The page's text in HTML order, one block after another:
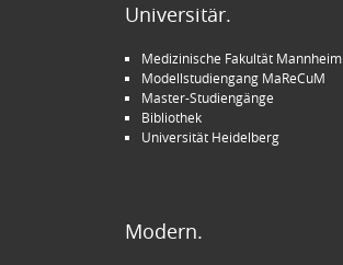
Universitär.
Medizinische Fakultät Mannheim
Modellstudiengang MaReCuM
Master-Studiengänge
Bibliothek
Universität Heidelberg
Modern.